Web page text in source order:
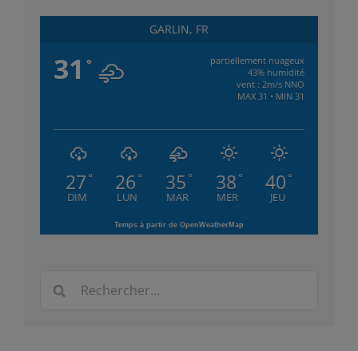
GARLIN, FR
31 °
partiellement nuageux
43% humidité
vent : 2m/s NNO
MAX 31 • MIN 31
27 °
DIM
26 °
LUN
35 °
MAR
38 °
MER
40 °
JEU
Temps à partir de OpenWeatherMap